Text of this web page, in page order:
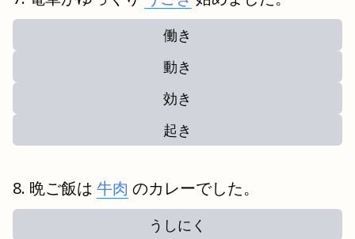
働き
動き
効き
起き
晩ご飯は 牛肉 のカレーでした。
うしにく